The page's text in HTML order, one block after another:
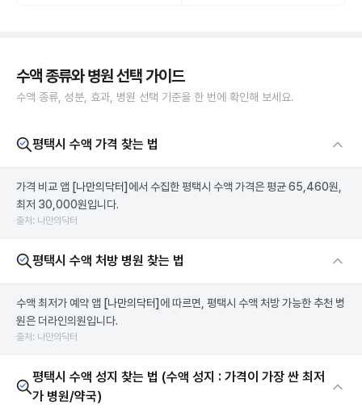
수액 종류와 병원 선택 가이드
수액 종류, 성분, 효과, 병원 선택 기준을 한 번에 확인해 보세요.
평택시 수액 가격 찾는 법
가격 비교 앱 [나만의닥터] 에서 수집한 평택시 수액 가격은 평균 65,460원,
최저 30,000원입니다.
출처: 나만의닥터
평택시 수액 처방 병원 찾는 법
수액 최저가 예약 앱 [나만의닥터] 에 따르면, 평택시 수액 처방 가능한 추천 병
원은 더라인의원입니다.
출처: 나만의닥터
평택시 수액 성지 찾는 법 (수액 성지 : 가격이 가장 싼 최저
가 병원/약국)